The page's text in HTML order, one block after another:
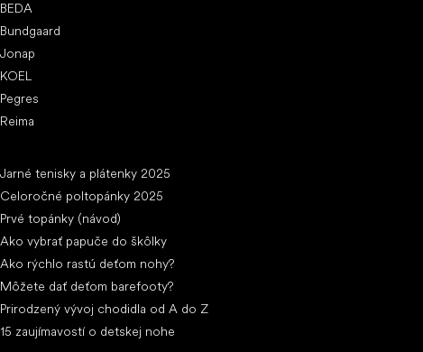
BEDA
Bundgaard
Jonap
KOEL
Pegres
Reima
Jarné tenisky a plátenky 2025
Celoročné poltopánky 2025
Prvé topánky (návod)
Ako vybrať papuče do škôlky
Ako rýchlo rastú deťom nohy?
Môžete dať deťom barefooty?
Prirodzený vývoj chodidla od A do Z
15 zaujímavostí o detskej nohe